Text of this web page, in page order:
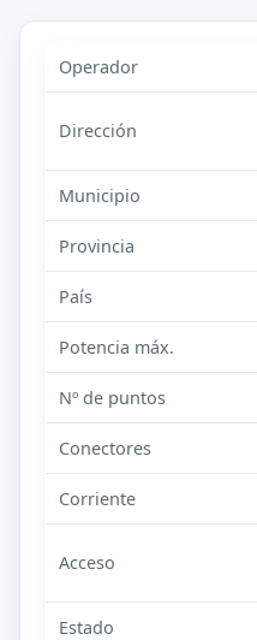
Operador
Dirección
Municipio
Provincia
País
Potencia máx.
Nº de puntos
Conectores
Corriente
Acceso
Estado